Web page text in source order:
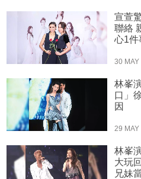
宣萱
聯絡 親解兩人相識淵源 有網民擔
心1件
30 MAY
林峯
口」
因
29
林峯
大玩
兄妹